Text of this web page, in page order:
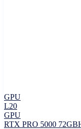
GPU
L20
GPU
RTX PRO 5000 72GB